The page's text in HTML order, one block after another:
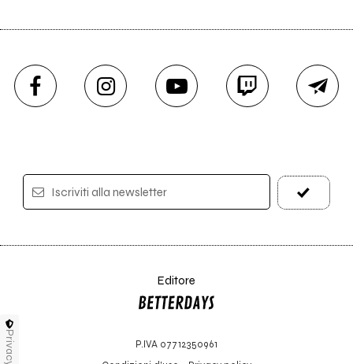
Iscriviti alla newsletter
Editore
P.IVA 07712350961
Privacy